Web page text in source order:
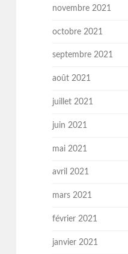
novembre 2021
octobre 2021
septembre 2021
août 2021
juillet 2021
juin 2021
mai 2021
avril 2021
mars 2021
février 2021
janvier 2021